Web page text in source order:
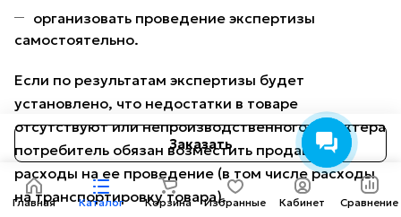
Заказать
организовать проведение экспертизы
самостоятельно.
Если по результатам экспертизы будет
установлено, что недостатки в товаре
отсутствуют или непроизводственного характера
потребитель обязан возместить продавцу
расходы на ее проведение (в том числе расходы
на транспортировку товара).
Главная Каталог Корзина Избранные Кабинет Сравнение